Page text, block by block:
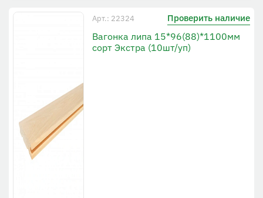
Арт.: 22324 Проверить наличие
Вагонка липа 15*96(88)*1100мм
сорт Экстра (10шт/уп)